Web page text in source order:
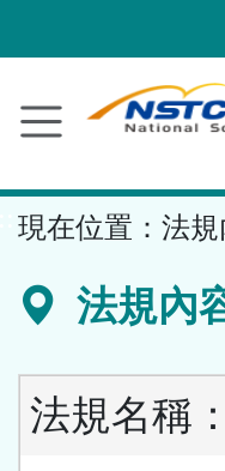
到
要
容
區
現在位置： 法規
法規內
法規名稱：